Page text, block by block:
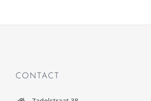
CONTACT